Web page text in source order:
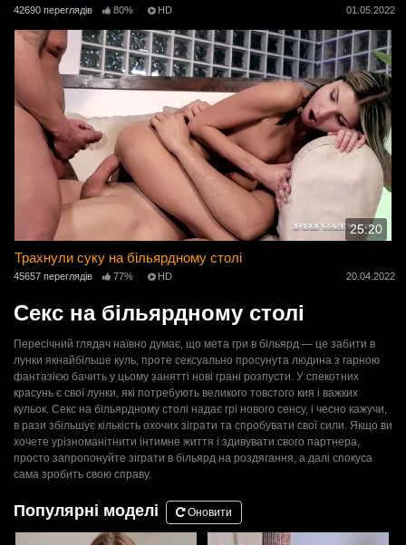
42690 переглядів 80% HD 01.05.2022
25:20
Трахнули суку на більярдному столі
45657 переглядів 77% HD 20.04.2022
Секс на більярдному столі
Пересічний глядач наївно думає, що мета гри в більярд — це забити в
лунки якнайбільше куль, проте сексуально просунута людина з гарною
фантазією бачить у цьому занятті нові грані розпусти. У спекотних
красунь є свої лунки, які потребують великого товстого кия і важких
кульок. Секс на більярдному столі надає грі нового сенсу, і чесно кажучи,
в рази збільшує кількість охочих зіграти та спробувати свої сили. Якщо ви
хочете урізноманітнити інтимне життя і здивувати свого партнера,
просто запропонуйте зіграти в більярд на роздягання, а далі спокуса
сама зробить свою справу.
Популярні моделі Оновити